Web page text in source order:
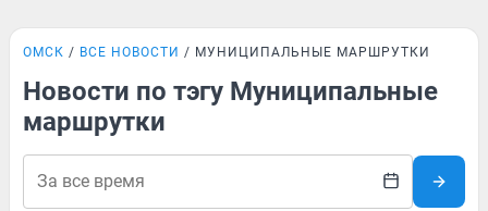
ОМСК ВСЕ НОВОСТИ МУНИЦИПАЛЬНЫЕ МАРШРУТКИ
Новости по тэгу Муниципальные
маршрутки